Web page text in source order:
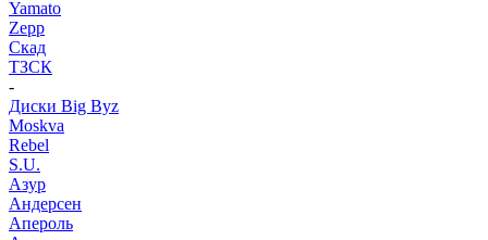
Yamato
Zepp
Скад
ТЗСК
-
Диски Big Byz
Moskva
Rebel
S.U.
Азур
Андерсен
Апероль